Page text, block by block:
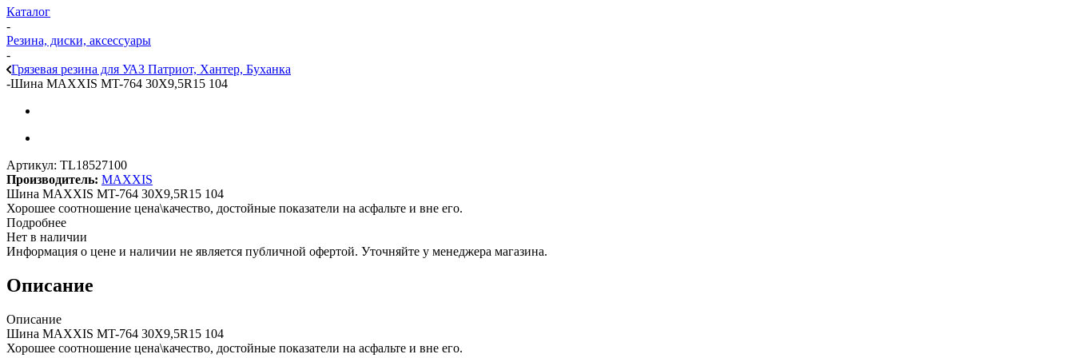
Каталог
-
Резина, диски, аксессуары
-
Грязевая резина для УАЗ Патриот, Хантер, Буханка
-Шина MAXXIS MT-764 30X9,5R15 104
Артикул: TL18527100
Производитель: MAXXIS
Шина MAXXIS MT-764 30X9,5R15 104
Хорошее соотношение цена\качество, достойные показатели на асфальте и вне его.
Подробнее
Нет в наличии
Информация о цене и наличии не является публичной офертой. Уточняйте у менеджера магазина.
Описание
Описание
Шина MAXXIS MT-764 30X9,5R15 104
Хорошее соотношение цена\качество, достойные показатели на асфальте и вне его.